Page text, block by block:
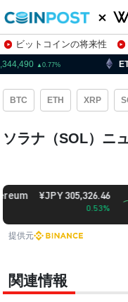
ビットコインの将来性
株特集・関連銘柄
0.77 ETH
BTC ETH XRP
ソラナ（SOL）ニ
¥JPY 305,326.46
提供元
関連情報